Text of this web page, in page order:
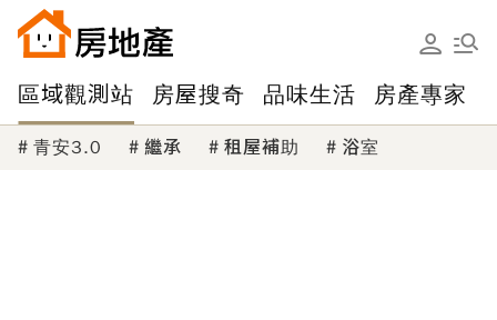
區域觀測站 房屋搜奇 品味生活 房產專家
青安3.0 繼承 租屋補助 浴室